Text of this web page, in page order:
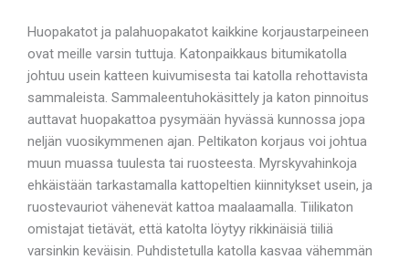
Huopakatot ja palahuopakatot kaikkine korjaustarpeineen
ovat meille varsin tuttuja. Katonpaikkaus bitumikatolla
johtuu usein katteen kuivumisesta tai katolla rehottavista
sammaleista. Sammaleentuhokäsittely ja katon pinnoitus
auttavat huopakattoa pysymään hyvässä kunnossa jopa
neljän vuosikymmenen ajan. Peltikaton korjaus voi johtua
muun muassa tuulesta tai ruosteesta. Myrskyvahinkoja
ehkäistään tarkastamalla kattopeltien kiinnitykset usein, ja
ruostevauriot vähenevät kattoa maalaamalla. Tiilikaton
omistajat tietävät, että katolta löytyy rikkinäisiä tiiliä
varsinkin keväisin. Puhdistetulla katolla kasvaa vähemmän